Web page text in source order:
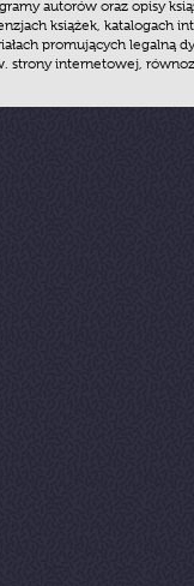
autorów oraz opisy
książek, katalogach
promujących legalną
strony internetowej,